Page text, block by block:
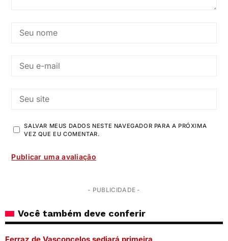
SALVAR MEUS DADOS NESTE NAVEGADOR PARA A PRÓXIMA
VEZ QUE EU COMENTAR.
- PUBLICIDADE -
Você também deve conferir
Ferraz de Vasconcelos sediará primeira